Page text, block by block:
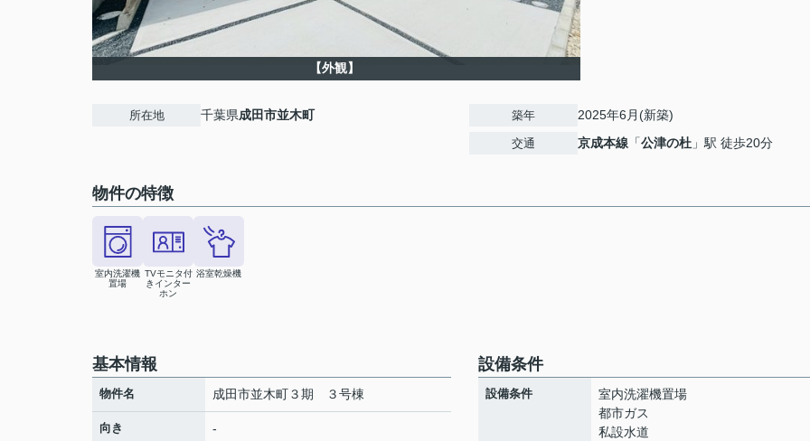
【外観】
所在地 千葉県成田市並木町 築年 2025年6月(新築)
交通 京成本線 「公津の杜 」駅 徒歩20分
物件の特徴
室内洗濯機
置場
TVモニタ付
きインター
ホン
浴室乾燥機
基本情報
物件名 成田市並木町３期 ３号棟
向き -
設備条件
設備条件
室内洗濯機置場
都市ガス
私設水道